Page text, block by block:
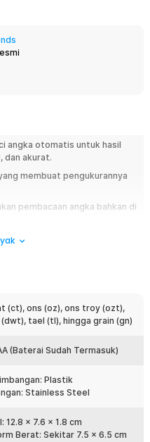
angka otomatis untuk hasil
dan akurat.
membuat pengukurannya
pembacaan angka bahkan di
menimbang emas,
berbeda antara 500 g, 200
hingga bahan ringan
sensitif sehingga kurang
sensor presisi berakurasi 0.01
pengukuran sehingga cocok
(ct), ons (oz), ons troy (ozt),
tael (tl), hingga grain (gn)
(Baterai Sudah Termasuk)
Plastik
Stainless Steel
12.8 x 7.6 x 1.8 cm
Berat: Sekitar 7.5 x 6.5 cm